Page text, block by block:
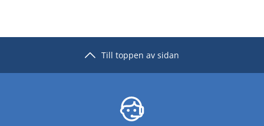
Till toppen av sidan